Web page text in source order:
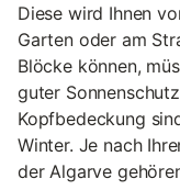
Diese wird Ihnen
Garten oder am
Blöcke können,
guter
Kopfbedeckung
Winter. Je nach
der Algarve